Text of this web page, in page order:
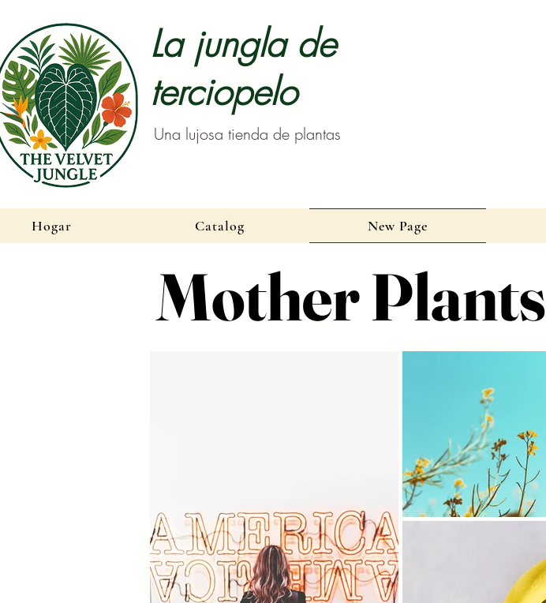
La jungla de
terciopelo
Una lujosa tienda de plantas
Hogar Catalog New Page
Mother Plants
Mother Plants